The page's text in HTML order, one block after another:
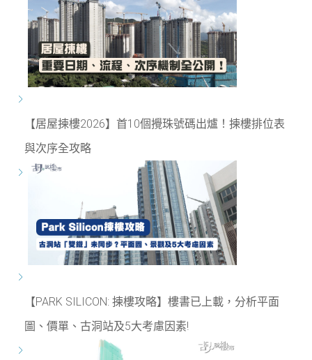
【居屋揀樓2026】首10個攪珠號碼出爐！揀樓排位表
與次序全攻略
【PARK SILICON: 揀樓攻略】樓書已上載，分析平面
圖、價單、古洞站及5大考慮因素!